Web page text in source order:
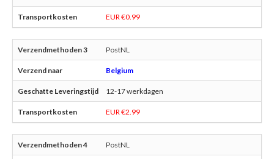
EUR €0.99
PostNL
Belgium
12-17 werkdagen
EUR €2.99
PostNL